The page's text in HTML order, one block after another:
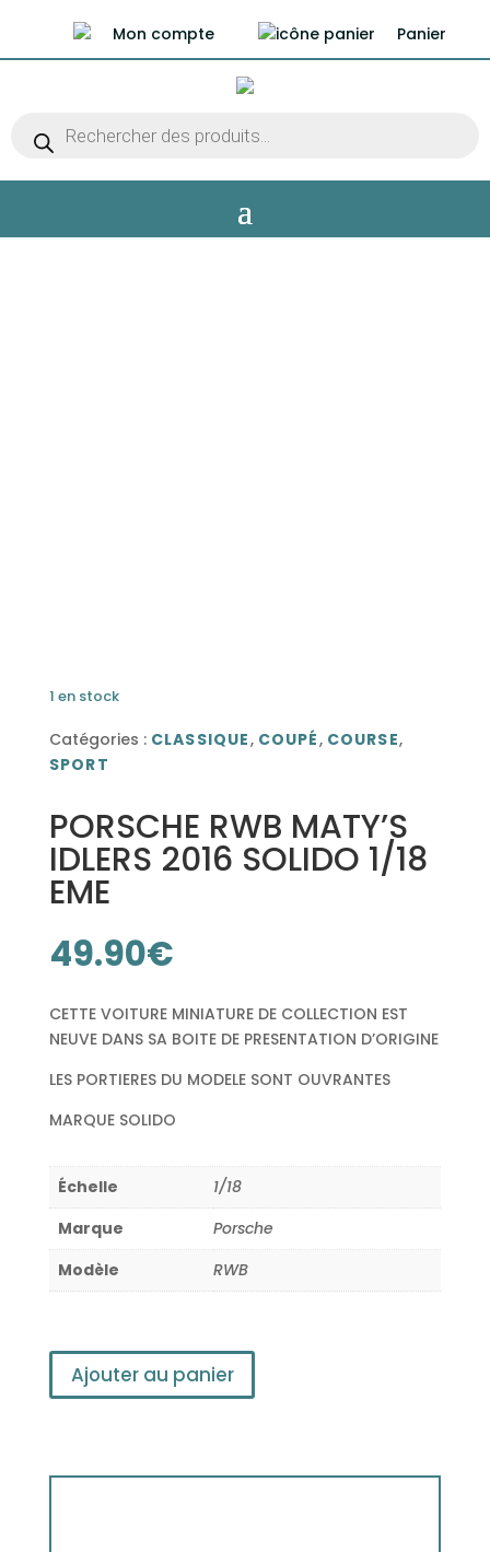
produits
Mon compte Panier
1 en stock
Catégories : CLASSIQUE, COUPÉ, COURSE,
SPORT
PORSCHE RWB MATY’S
IDLERS 2016 SOLIDO 1/18
EME
49.90€
CETTE VOITURE MINIATURE DE COLLECTION EST
NEUVE DANS SA BOITE DE PRESENTATION D’ORIGINE
LES PORTIERES DU MODELE SONT OUVRANTES
MARQUE SOLIDO
Échelle
1/18
Marque
Porsche
Modèle
RWB
Ajouter au panier